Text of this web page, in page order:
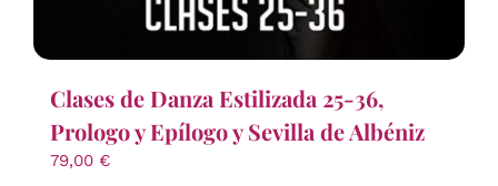
Clases de Danza Estilizada 25-36,
Prologo y Epílogo y Sevilla de Albéniz
79,00 €